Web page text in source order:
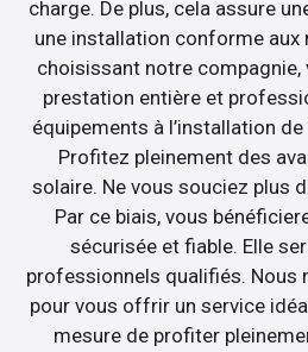
charge. De plus, cela assure
une installation conforme aux
choisissant notre compagnie,
prestation entière et
équipements à l’installation
Profitez pleinement des
solaire. Ne vous souciez plus
Par ce biais, vous
sécurisée et fiable. Elle
professionnels qualifiés.
pour vous offrir un service
mesure de profiter